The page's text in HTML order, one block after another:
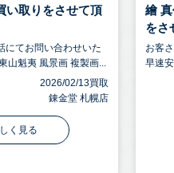
い取りをさせて頂
にてお問い合わせいた
山魁夷 風景画 複製画...
2026/02/13買取
錬金堂 札幌店
く見る
繪
をさ
お客
早速